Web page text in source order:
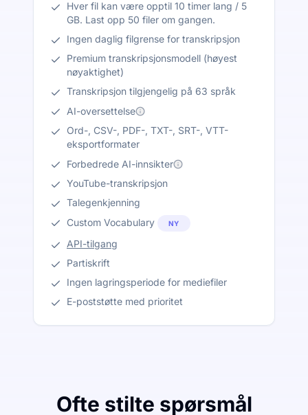
Hver fil kan være opptil 10 timer lang / 5
GB. Last opp 50 filer om gangen.
Ingen daglig filgrense for transkripsjon
Premium transkripsjonsmodell (høyest
nøyaktighet)
Transkripsjon tilgjengelig på 63 språk
AI-oversettelse
Ord-, CSV-, PDF-, TXT-, SRT-, VTT-
eksportformater
Forbedrede AI-innsikter
YouTube-transkripsjon
Talegenkjenning
Custom Vocabulary
NY
API-tilgang
Partiskrift
Ingen lagringsperiode for mediefiler
E-poststøtte med prioritet
Ofte stilte spørsmål